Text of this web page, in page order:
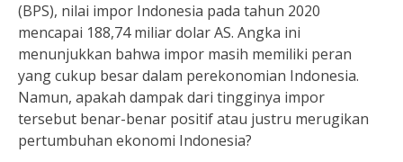
(BPS), nilai impor Indonesia pada tahun 2020
mencapai 188,74 miliar dolar AS. Angka ini
menunjukkan bahwa impor masih memiliki peran
yang cukup besar dalam perekonomian Indonesia.
Namun, apakah dampak dari tingginya impor
tersebut benar-benar positif atau justru merugikan
pertumbuhan ekonomi Indonesia?